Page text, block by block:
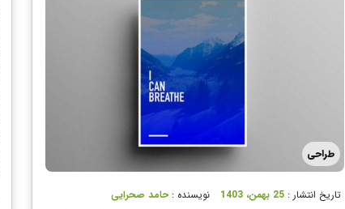
طراحی
تاریخ انتشار : 25 بهمن، 1403 نویسنده :حامد صحرایی